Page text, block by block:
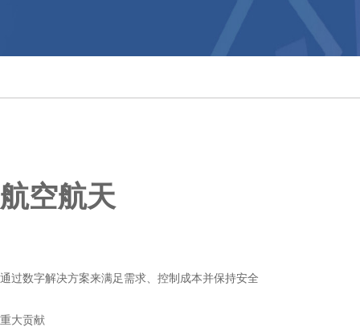
航空航天
通过数字解决方案来满足需求、控制成本并保持安全
重大贡献